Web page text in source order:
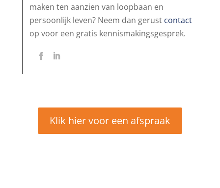
maken ten aanzien van loopbaan en
persoonlijk leven? Neem dan gerust contact
op voor een gratis kennismakingsgesprek.
Klik hier voor een afspraak